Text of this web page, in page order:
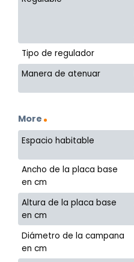
Tipo de regulador
Manera de atenuar
More
Espacio habitable
Ancho de la placa base
en cm
Altura de la placa base
en cm
Diámetro de la campana
en cm